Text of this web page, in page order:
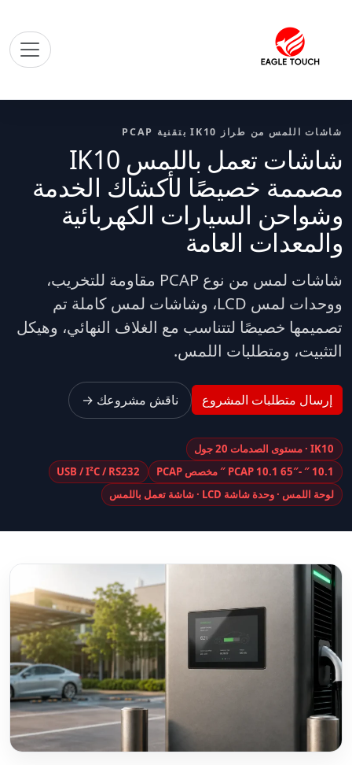
شاشات اللمس من طراز IK10 بتقنية PCAP
شاشات تعمل باللمس IK10
مصممة خصيصًا لأكشاك الخدمة
وشواحن السيارات الكهربائية
والمعدات العامة
شاشات لمس من نوع PCAP مقاومة للتخريب،
ووحدات لمس LCD، وشاشات لمس كاملة تم
تصميمها خصيصًا لتتناسب مع الغلاف النهائي، وهيكل
التثبيت، ومتطلبات اللمس.
إرسال متطلبات المشروع ناقش مشروعك →
IK10 · مستوى الصدمات 20 جول
10.1 ″ -65″ PCAP 10.1 ″ مخصص PCAP
USB / I²C / RS232
لوحة اللمس · وحدة شاشة LCD · شاشة تعمل باللمس